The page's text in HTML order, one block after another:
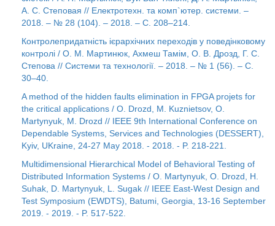
А. С. Степовая // Електротехн. та комп`ютер. системи. –
2018. – № 28 (104). – 2018. – С. 208–214.
Контролепридатність ієрархічних переходів у поведінковому
контролі / О. М. Мартинюк, Ахмеш Тамім, О. В. Дрозд, Г. С.
Степова // Системи та технології. – 2018. – № 1 (56). – С.
30–40.
A method of the hidden faults elimination in FPGA projets for
the critical applications / O. Drozd, M. Kuznietsov, O.
Martynyuk, M. Drozd // IEEE 9th International Conference on
Dependable Systems, Services and Technologies (DESSERT),
Kyiv, UKraine, 24-27 May 2018. - 2018. - P. 218-221.
Multidimensional Hierarchical Model of Behavioral Testing of
Distributed Information Systems / O. Martynyuk, O. Drozd, H.
Suhak, D. Martynyuk, L. Sugak // IEEE East-West Design and
Test Symposium (EWDTS), Batumi, Georgia, 13-16 September
2019. - 2019. - P. 517-522.